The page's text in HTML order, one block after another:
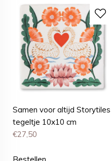
Samen voor altijd Storytiles
tegeltje 10x10 cm
€27,50